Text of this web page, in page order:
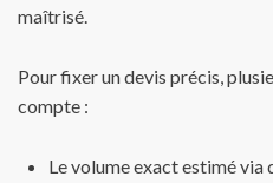
maîtrisé.
Pour fixer un devis précis,
compte :
Le volume exact estimé via